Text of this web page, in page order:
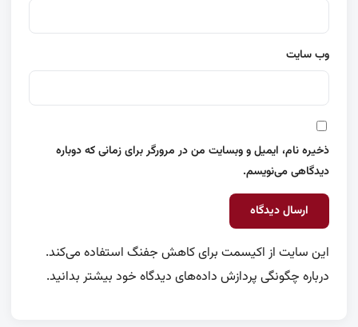
وب‌ سایت
ذخیره نام، ایمیل و وبسایت من در مرورگر برای زمانی که دوباره
دیدگاهی می‌نویسم.
این سایت از اکیسمت برای کاهش جفنگ استفاده می‌کند.
درباره چگونگی پردازش داده‌های دیدگاه خود بیشتر بدانید.